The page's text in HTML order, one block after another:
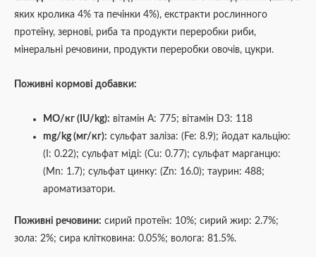
яких кролика 4% та печінки 4%), екстракти рослинного
протеїну, зернові, риба та продукти переробки риби,
мінеральні речовини, продукти переробки овочів, цукри.
Поживні кормові добавки:
MO/кг (IU/kg): вітамін А: 775; вітамін D3: 118
mg/kg (мг/кг): сульфат заліза: (Fe: 8.9); йодат кальцію:
(I: 0.22); сульфат міді: (Cu: 0.77); сульфат марганцю:
(Mn: 1.7); сульфат цинку: (Zn: 16.0); таурин: 488;
ароматизатори.
Поживні речовини: сирий протеїн: 10%; сирий жир: 2.7%;
зола: 2%; сира клітковина: 0.05%; волога: 81.5%.